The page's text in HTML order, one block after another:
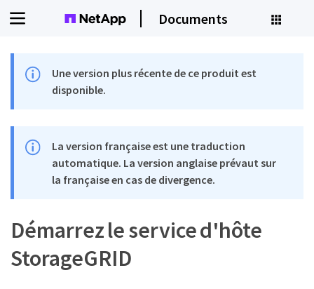
Documents
Une version plus récente de ce produit est
disponible.
La version française est une traduction
automatique. La version anglaise prévaut sur
la française en cas de divergence.
Démarrez le service d'hôte
StorageGRID